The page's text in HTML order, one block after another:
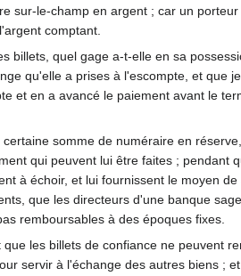
sur-le-champ en argent ; car un
comptant.
billets, quel gage a-t-elle en sa
qu'elle a prises à l'escompte, et que
et en a avancé le paiement avant le
somme de numéraire en
qui peuvent lui être faites ; pendant
à échoir, et lui fournissent le moyen
que les directeurs d'une banque
remboursables à des époques fixes.
les billets de confiance ne peuvent
servir à l'échange des autres biens ;